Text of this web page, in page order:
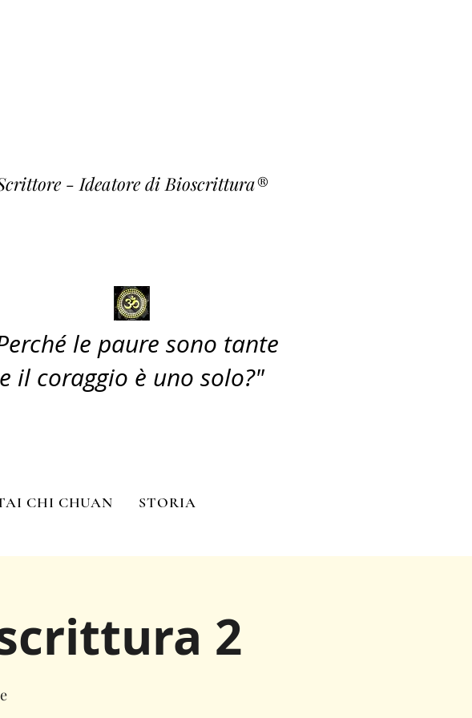
- Ideatore di Bioscrittura®
le paure sono tante
e il coraggio è uno solo?"
CHI CHUAN STORIA
2